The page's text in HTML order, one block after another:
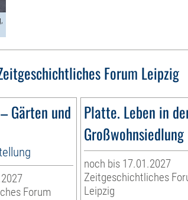
Forum Leipzig
Gärten und
Forum
Platte. Leben in
Großwohnsiedlung
noch bis 17.01.2027
Zeitgeschichtliches
Leipzig